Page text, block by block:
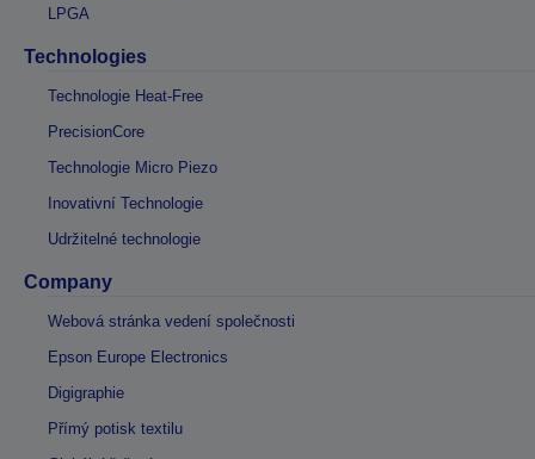
LPGA
Technologies
Technologie Heat-Free
PrecisionCore
Technologie Micro Piezo
Inovativní Technologie
Udržitelné technologie
Company
Webová stránka vedení společnosti
Epson Europe Electronics
Digigraphie
Přímý potisk textilu